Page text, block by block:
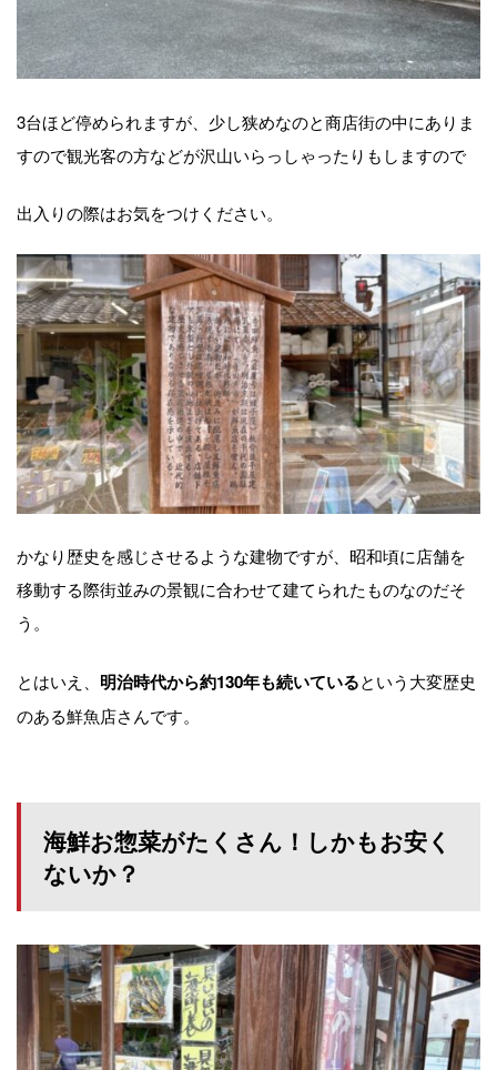
3台ほど停められますが、少し狭めなのと商店街の中にありま
すので観光客の方などが沢山いらっしゃったりもしますので
出入りの際はお気をつけください。
かなり歴史を感じさせるような建物ですが、昭和頃に店舗を
移動する際街並みの景観に合わせて建てられたものなのだそ
う。
とはいえ、 明治時代から約130年も続いているという大変歴史
のある鮮魚店さんです。
海鮮お惣菜がたくさん！しかもお安く
ないか？